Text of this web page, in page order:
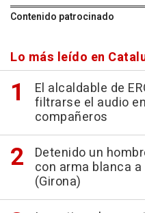
Contenido patrocinado
Lo más leído en
El alcaldable de
filtrarse el audio
compañeros
Detenido un
con arma blanca
(Girona)